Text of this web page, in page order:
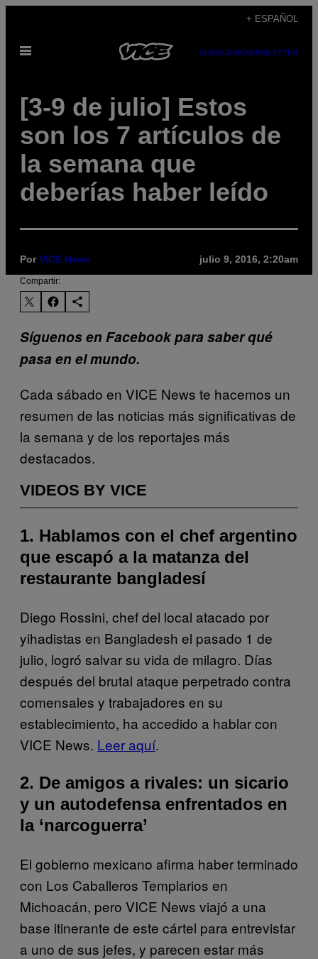
contenido
+ ESPAÑOL
Abrir
SUBSCRIBENEWSLETTER
[3-9 de julio] Estos
son los 7 artículos de
la semana que
deberías haber leído
PorVICE News julio 9, 2016, 2:20am
Compartir:
Síguenos en Facebook para saber qué
pasa en el mundo.
Cada sábado en VICE News te hacemos un
resumen de las noticias más significativas de
la semana y de los reportajes más
destacados.
VIDEOS BY VICE
1. Hablamos con el chef argentino
que escapó a la matanza del
restaurante bangladesí
Diego Rossini, chef del local atacado por
yihadistas en Bangladesh el pasado 1 de
julio, logró salvar su vida de milagro. Días
después del brutal ataque perpetrado contra
comensales y trabajadores en su
establecimiento, ha accedido a hablar con
VICE News. Leer aquí.
2. De amigos a rivales: un sicario
y un autodefensa enfrentados en
la ‘narcoguerra’
El gobierno mexicano afirma haber terminado
con Los Caballeros Templarios en
Michoacán, pero VICE News viajó a una
base itinerante de este cártel para entrevistar
a uno de sus jefes, y parecen estar más